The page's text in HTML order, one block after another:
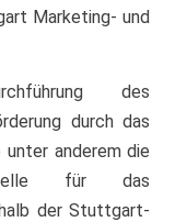
Marketing- und
des
durch das
anderem die
für das
der Stuttgart-